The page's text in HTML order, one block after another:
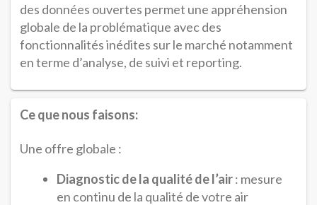
des données ouvertes permet une appréhension
globale de la problématique avec des
fonctionnalités inédites sur le marché notamment
en terme d’analyse, de suivi et reporting.
Ce que nous faisons:
Une offre globale :
Diagnostic de la qualité de l’air: mesure
en continu de la qualité de votre air